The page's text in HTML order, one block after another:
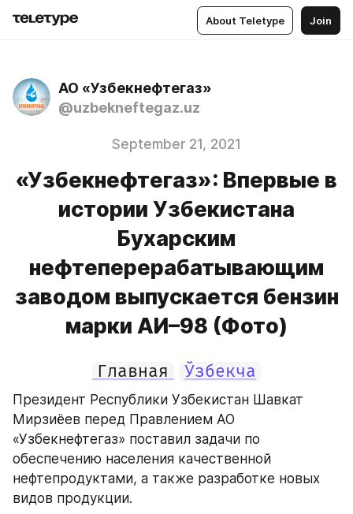
About Teletype Join
АО «Узбекнефтегаз»
@uzbekneftegaz.uz
September 21, 2021
«Узбекнефтегаз»: Впервые в
истории Узбекистана
Бухарским
нефтеперерабатывающим
заводом выпускается бензин
марки АИ–98 (Фото)
Главная Ўзбекча
Президент Республики Узбекистан Шавкат
Мирзиёев перед Правлением АО
«Узбекнефтегаз» поставил задачи по
обеспечению населения качественной
нефтепродуктами, а также разработке новых
видов продукции.